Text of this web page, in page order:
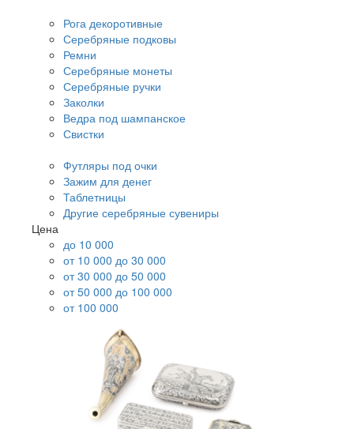
Рога декоротивные
Серебряные подковы
Ремни
Серебряные монеты
Серебряные ручки
Заколки
Ведра под шампанское
Свистки
Футляры под очки
Зажим для денег
Таблетницы
Другие серебряные сувениры
Цена
до 10 000
от 10 000 до 30 000
от 30 000 до 50 000
от 50 000 до 100 000
от 100 000